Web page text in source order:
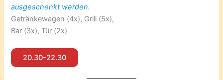
ausgeschenkt werden.
Getränkewagen (4x), Grill (5x),
Bar (3x), Tür (2x)
20.30-22.30